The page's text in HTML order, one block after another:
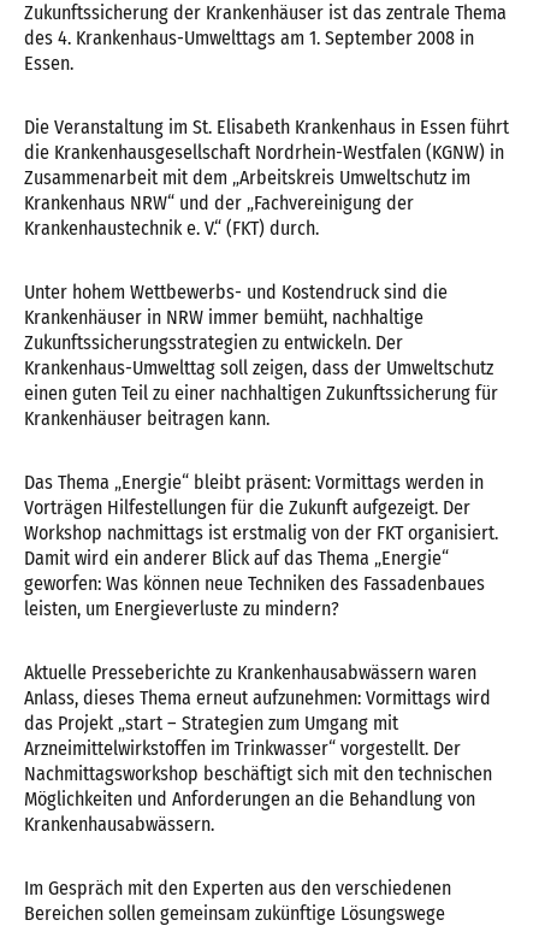
Zukunftssicherung der Krankenhäuser ist das zentrale Thema
des 4. Krankenhaus-Umwelttags am 1. September 2008 in
Essen.
Die Veranstaltung im St. Elisabeth Krankenhaus in Essen führt
die Krankenhausgesellschaft Nordrhein-Westfalen (KGNW) in
Zusammenarbeit mit dem „Arbeitskreis Umweltschutz im
Krankenhaus NRW“ und der „Fachvereinigung der
Krankenhaustechnik e. V.“ (FKT) durch.
Unter hohem Wettbewerbs- und Kostendruck sind die
Krankenhäuser in NRW immer bemüht, nachhaltige
Zukunftssicherungsstrategien zu entwickeln. Der
Krankenhaus-Umwelttag soll zeigen, dass der Umweltschutz
einen guten Teil zu einer nachhaltigen Zukunftssicherung für
Krankenhäuser beitragen kann.
Das Thema „Energie“ bleibt präsent: Vormittags werden in
Vorträgen Hilfestellungen für die Zukunft aufgezeigt. Der
Workshop nachmittags ist erstmalig von der FKT organisiert.
Damit wird ein anderer Blick auf das Thema „Energie“
geworfen: Was können neue Techniken des Fassadenbaues
leisten, um Energieverluste zu mindern?
Aktuelle Presseberichte zu Krankenhausabwässern waren
Anlass, dieses Thema erneut aufzunehmen: Vormittags wird
das Projekt „start – Strategien zum Umgang mit
Arzneimittelwirkstoffen im Trinkwasser“ vorgestellt. Der
Nachmittagsworkshop beschäftigt sich mit den technischen
Möglichkeiten und Anforderungen an die Behandlung von
Krankenhausabwässern.
Im Gespräch mit den Experten aus den verschiedenen
Bereichen sollen gemeinsam zukünftige Lösungswege